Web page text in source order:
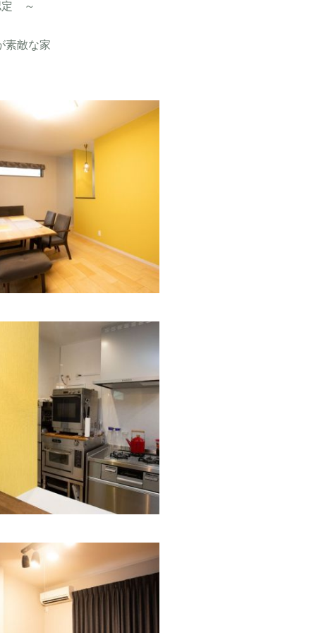
定 ～
素敵な家
タードイエローの壁が
を一層明るくそしておし
ゃれに♪
スオーブンと電気オーブ
置くために設計されたキ
ン寸法